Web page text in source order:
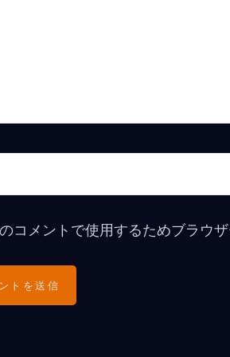
コメントで使用するためブラウ